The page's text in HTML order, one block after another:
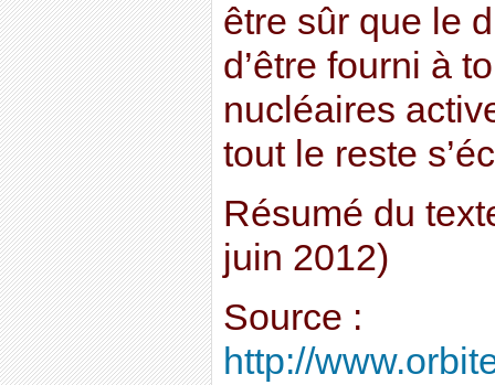
être sûr que le
d’être fourni à
nucléaires
tout le reste
Résumé du
juin 2012)
Source :
http://